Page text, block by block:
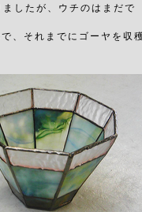
したが、ウチのはまだで
、それまでにゴーヤを収